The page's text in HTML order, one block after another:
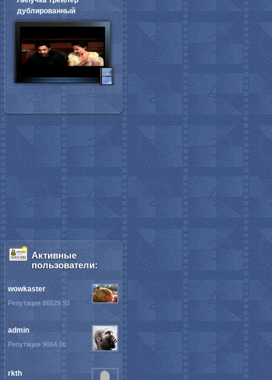
дублированный
Активные
пользователи:
wowkaster
Репутация 86529.92
admin
Репутация 9064.00
rkth